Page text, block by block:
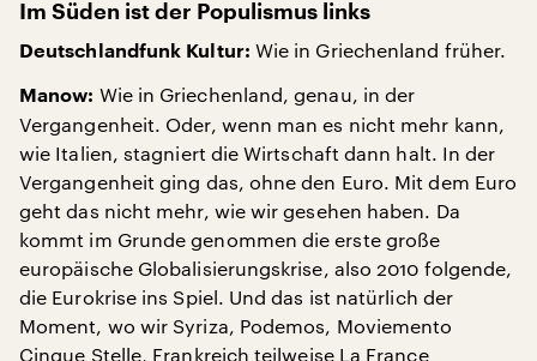
Im Süden ist der Populismus links
Deutschlandfunk Kultur: Wie in Griechenland früher.
Manow: Wie in Griechenland, genau, in der
Vergangenheit. Oder, wenn man es nicht mehr kann,
wie Italien, stagniert die Wirtschaft dann halt. In der
Vergangenheit ging das, ohne den Euro. Mit dem Euro
geht das nicht mehr, wie wir gesehen haben. Da
kommt im Grunde genommen die erste große
europäische Globalisierungskrise, also 2010 folgende,
die Eurokrise ins Spiel. Und das ist natürlich der
Moment, wo wir Syriza, Podemos, Moviemento
Cinque Stelle, Frankreich teilweise La France